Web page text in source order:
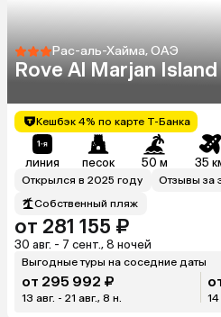
Рас-аль-Хайма, ОАЭ
Rove Al Marjan Island
Кешбэк 4% по карте Т-Банка
линия песок 50 м 35
Открылся в 2025 году
Отзывы за
Собственный пляж
от 281 155 ₽
30 авг. - 7 сент., 8 ночей
Выгодные туры на соседние даты
от 295 992 ₽
13 авг. - 21 авг., 8 н. 14